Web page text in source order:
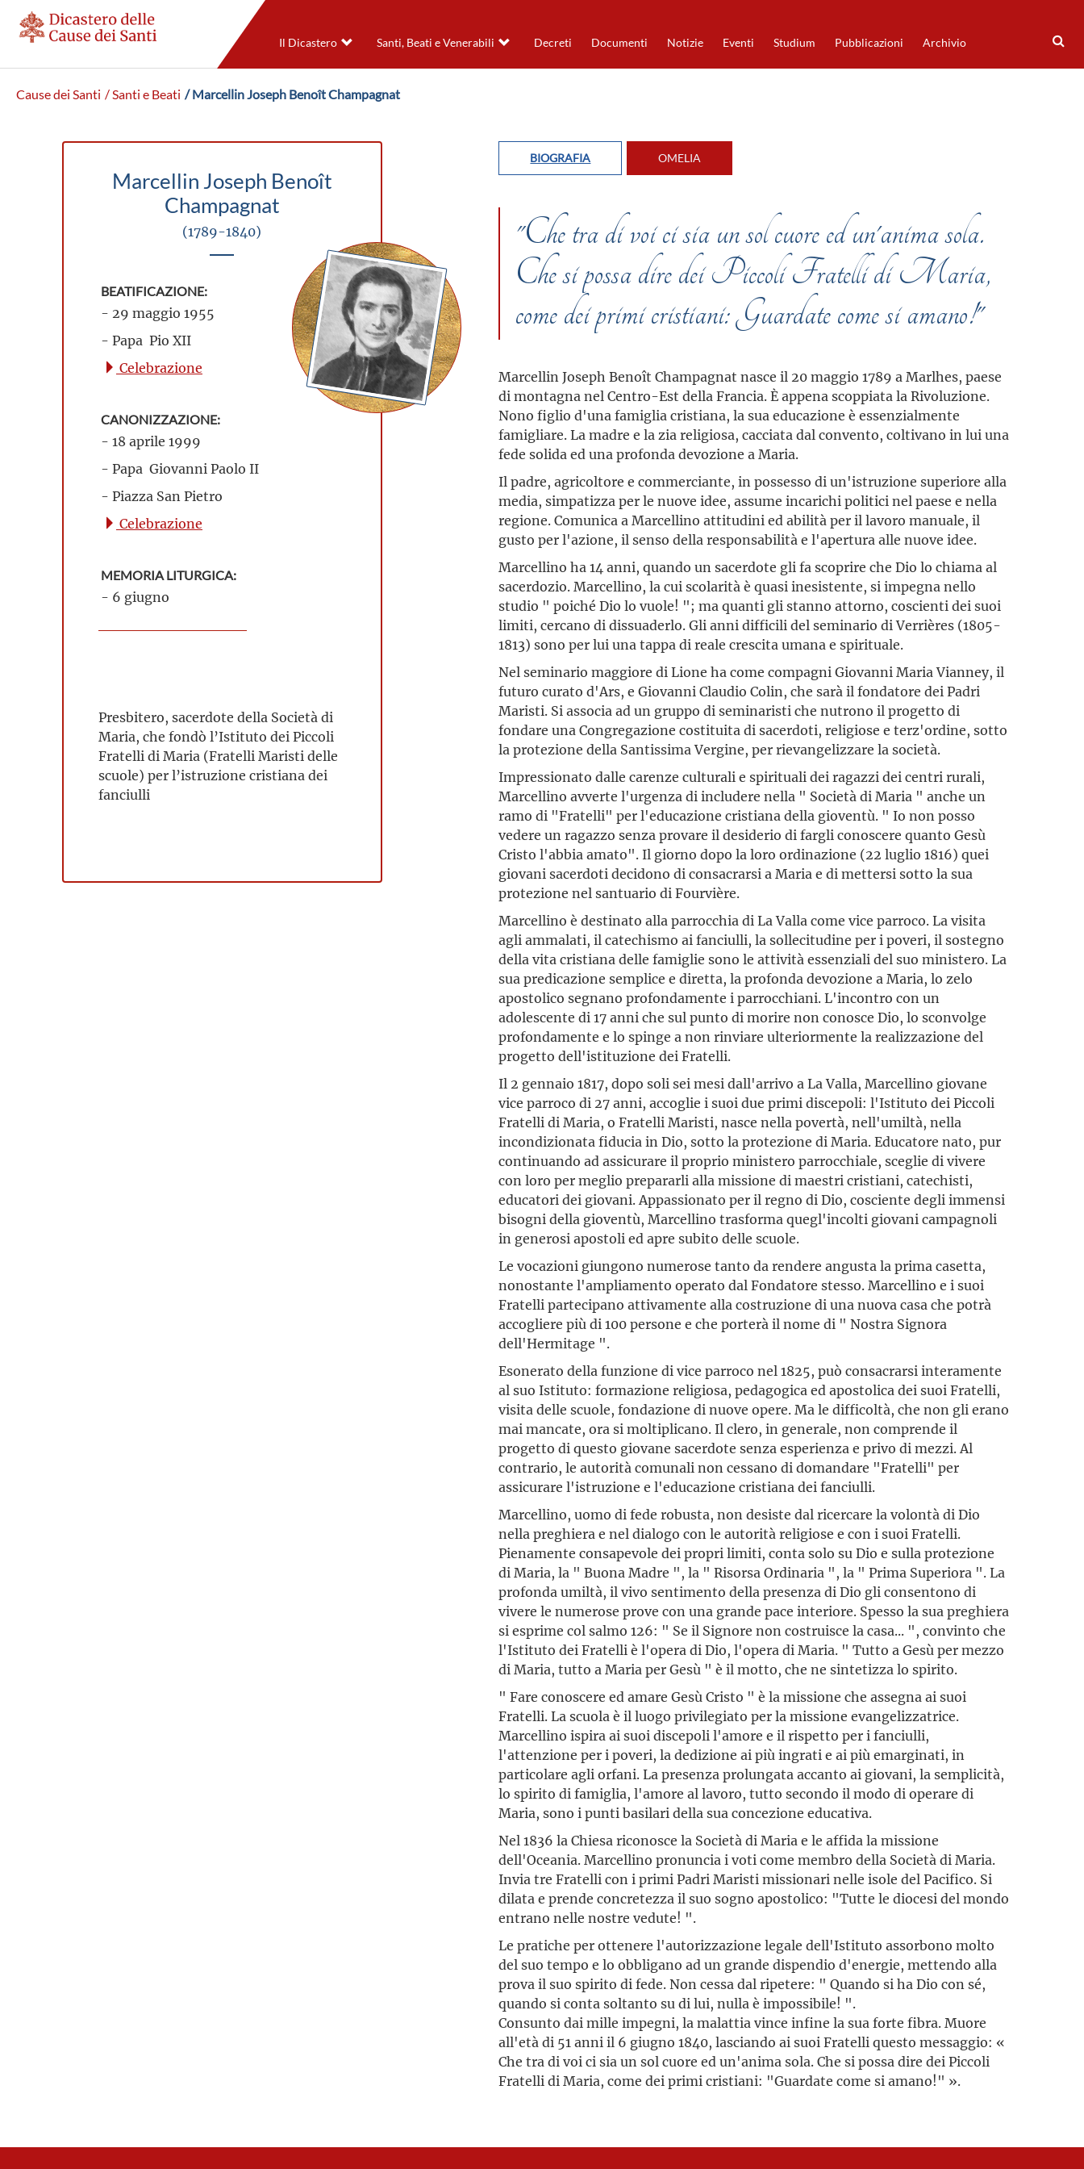
Il Dicastero Santi, Beati e Venerabili Decreti Documenti Notizie Eventi Studium Pubblicazioni Archivio
Cause dei Santi / Santi e Beati / Marcellin Joseph Benoît Champagnat
Marcellin Joseph Benoît
Champagnat
(1789-1840)
BEATIFICAZIONE:
- 29 maggio 1955
- Papa Pio XII
Celebrazione
CANONIZZAZIONE:
- 18 aprile 1999
- Papa Giovanni Paolo II
- Piazza San Pietro
Celebrazione
MEMORIA LITURGICA:
- 6 giugno
Presbitero, sacerdote della Società di
Maria, che fondò l’Istituto dei Piccoli
Fratelli di Maria (Fratelli Maristi delle
scuole) per l’istruzione cristiana dei
fanciulli
BIOGRAFIA OMELIA
"Che tra di voi ci sia un sol cuore ed un'anima sola.
Che si possa dire dei Piccoli Fratelli di Maria,
come dei primi cristiani: Guardate come si amano!"
Marcellin Joseph Benoît Champagnat nasce il 20 maggio 1789 a Marlhes, paese
di montagna nel Centro-Est della Francia. È appena scoppiata la Rivoluzione.
Nono figlio d'una famiglia cristiana, la sua educazione è essenzialmente
famigliare. La madre e la zia religiosa, cacciata dal convento, coltivano in lui una
fede solida ed una profonda devozione a Maria.
Il padre, agricoltore e commerciante, in possesso di un'istruzione superiore alla
media, simpatizza per le nuove idee, assume incarichi politici nel paese e nella
regione. Comunica a Marcellino attitudini ed abilità per il lavoro manuale, il
gusto per l'azione, il senso della responsabilità e l'apertura alle nuove idee.
Marcellino ha 14 anni, quando un sacerdote gli fa scoprire che Dio lo chiama al
sacerdozio. Marcellino, la cui scolarità è quasi inesistente, si impegna nello
studio " poiché Dio lo vuole! "; ma quanti gli stanno attorno, coscienti dei suoi
limiti, cercano di dissuaderlo. Gli anni difficili del seminario di Verrières (1805-
1813) sono per lui una tappa di reale crescita umana e spirituale.
Nel seminario maggiore di Lione ha come compagni Giovanni Maria Vianney, il
futuro curato d'Ars, e Giovanni Claudio Colin, che sarà il fondatore dei Padri
Maristi. Si associa ad un gruppo di seminaristi che nutrono il progetto di
fondare una Congregazione costituita di sacerdoti, religiose e terz'ordine, sotto
la protezione della Santissima Vergine, per rievangelizzare la società.
Impressionato dalle carenze culturali e spirituali dei ragazzi dei centri rurali,
Marcellino avverte l'urgenza di includere nella " Società di Maria " anche un
ramo di "Fratelli" per l'educazione cristiana della gioventù. " Io non posso
vedere un ragazzo senza provare il desiderio di fargli conoscere quanto Gesù
Cristo l'abbia amato". Il giorno dopo la loro ordinazione (22 luglio 1816) quei
giovani sacerdoti decidono di consacrarsi a Maria e di mettersi sotto la sua
protezione nel santuario di Fourvière.
Marcellino è destinato alla parrocchia di La Valla come vice parroco. La visita
agli ammalati, il catechismo ai fanciulli, la sollecitudine per i poveri, il sostegno
della vita cristiana delle famiglie sono le attività essenziali del suo ministero. La
sua predicazione semplice e diretta, la profonda devozione a Maria, lo zelo
apostolico segnano profondamente i parrocchiani. L'incontro con un
adolescente di 17 anni che sul punto di morire non conosce Dio, lo sconvolge
profondamente e lo spinge a non rinviare ulteriormente la realizzazione del
progetto dell'istituzione dei Fratelli.
Il 2 gennaio 1817, dopo soli sei mesi dall'arrivo a La Valla, Marcellino giovane
vice parroco di 27 anni, accoglie i suoi due primi discepoli: l'Istituto dei Piccoli
Fratelli di Maria, o Fratelli Maristi, nasce nella povertà, nell'umiltà, nella
incondizionata fiducia in Dio, sotto la protezione di Maria. Educatore nato, pur
continuando ad assicurare il proprio ministero parrocchiale, sceglie di vivere
con loro per meglio prepararli alla missione di maestri cristiani, catechisti,
educatori dei giovani. Appassionato per il regno di Dio, cosciente degli immensi
bisogni della gioventù, Marcellino trasforma quegl'incolti giovani campagnoli
in generosi apostoli ed apre subito delle scuole.
Le vocazioni giungono numerose tanto da rendere angusta la prima casetta,
nonostante l'ampliamento operato dal Fondatore stesso. Marcellino e i suoi
Fratelli partecipano attivamente alla costruzione di una nuova casa che potrà
accogliere più di 100 persone e che porterà il nome di " Nostra Signora
dell'Hermitage ".
Esonerato della funzione di vice parroco nel 1825, può consacrarsi interamente
al suo Istituto: formazione religiosa, pedagogica ed apostolica dei suoi Fratelli,
visita delle scuole, fondazione di nuove opere. Ma le difficoltà, che non gli erano
mai mancate, ora si moltiplicano. Il clero, in generale, non comprende il
progetto di questo giovane sacerdote senza esperienza e privo di mezzi. Al
contrario, le autorità comunali non cessano di domandare "Fratelli" per
assicurare l'istruzione e l'educazione cristiana dei fanciulli.
Marcellino, uomo di fede robusta, non desiste dal ricercare la volontà di Dio
nella preghiera e nel dialogo con le autorità religiose e con i suoi Fratelli.
Pienamente consapevole dei propri limiti, conta solo su Dio e sulla protezione
di Maria, la " Buona Madre ", la " Risorsa Ordinaria ", la " Prima Superiora ". La
profonda umiltà, il vivo sentimento della presenza di Dio gli consentono di
vivere le numerose prove con una grande pace interiore. Spesso la sua preghiera
si esprime col salmo 126: " Se il Signore non costruisce la casa... ", convinto che
l'Istituto dei Fratelli è l'opera di Dio, l'opera di Maria. " Tutto a Gesù per mezzo
di Maria, tutto a Maria per Gesù " è il motto, che ne sintetizza lo spirito.
" Fare conoscere ed amare Gesù Cristo " è la missione che assegna ai suoi
Fratelli. La scuola è il luogo privilegiato per la missione evangelizzatrice.
Marcellino ispira ai suoi discepoli l'amore e il rispetto per i fanciulli,
l'attenzione per i poveri, la dedizione ai più ingrati e ai più emarginati, in
particolare agli orfani. La presenza prolungata accanto ai giovani, la semplicità,
lo spirito di famiglia, l'amore al lavoro, tutto secondo il modo di operare di
Maria, sono i punti basilari della sua concezione educativa.
Nel 1836 la Chiesa riconosce la Società di Maria e le affida la missione
dell'Oceania. Marcellino pronuncia i voti come membro della Società di Maria.
Invia tre Fratelli con i primi Padri Maristi missionari nelle isole del Pacifico. Si
dilata e prende concretezza il suo sogno apostolico: "Tutte le diocesi del mondo
entrano nelle nostre vedute! ".
Le pratiche per ottenere l'autorizzazione legale dell'Istituto assorbono molto
del suo tempo e lo obbligano ad un grande dispendio d'energie, mettendo alla
prova il suo spirito di fede. Non cessa dal ripetere: " Quando si ha Dio con sé,
quando si conta soltanto su di lui, nulla è impossibile! ".
Consunto dai mille impegni, la malattia vince infine la sua forte fibra. Muore
all'età di 51 anni il 6 giugno 1840, lasciando ai suoi Fratelli questo messaggio: «
Che tra di voi ci sia un sol cuore ed un'anima sola. Che si possa dire dei Piccoli
Fratelli di Maria, come dei primi cristiani: "Guardate come si amano!" ».